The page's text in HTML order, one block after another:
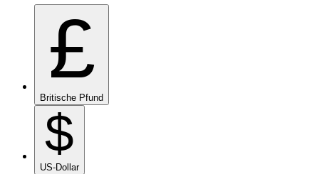
£
Britische Pfund
$
US-Dollar